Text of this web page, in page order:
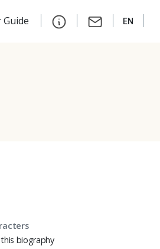
Guide EN
biography